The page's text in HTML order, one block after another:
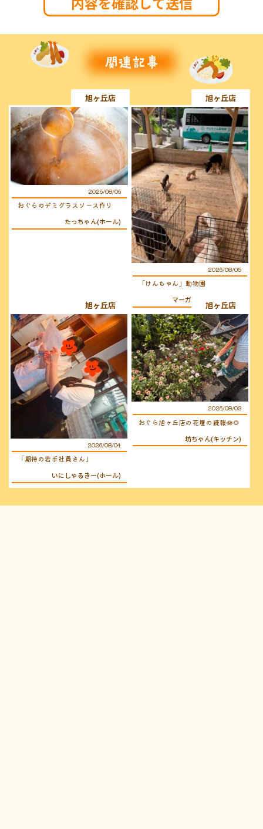
旭ヶ丘店
2026/08/06
おぐらのデミグラスソース作り
たっちゃん(ホール)
旭ヶ丘店
2026/08/05
「けんちゃん」動物園
マーガレット(キッチン)
旭ヶ丘店
2026/08/04
「期待の若手社員さん」
いにしゃるきー(ホール)
旭ヶ丘店
2026/08/03
おぐら旭ヶ丘店の花壇の続報🪷🌻
坊ちゃん(キッチン)